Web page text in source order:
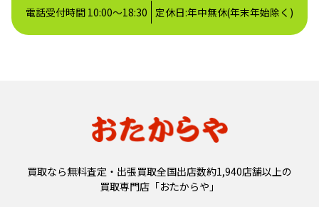
電話受付時間 10:00～18:30 定休日:年中無休(年末年始除く)
買取なら無料査定・出張買取全国出店数約1,940店舗以上の
買取専門店「おたからや」